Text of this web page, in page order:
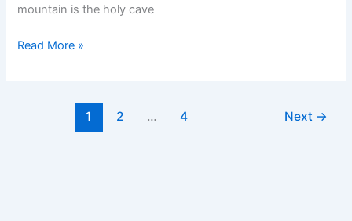
mountain is the holy cave
Read More »
1 2 … 4 Next →